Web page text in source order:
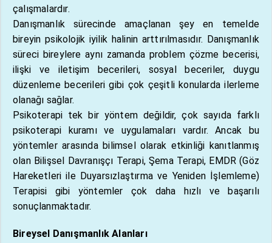
çalışmalardır.
Danışmanlık sürecinde amaçlanan şey en temelde
bireyin psikolojik iyilik halinin arttırılmasıdır. Danışmanlık
süreci bireylere aynı zamanda problem çözme becerisi,
ilişki ve iletişim becerileri, sosyal beceriler, duygu
düzenleme becerileri gibi çok çeşitli konularda ilerleme
olanağı sağlar.
Psikoterapi tek bir yöntem değildir, çok sayıda farklı
psikoterapi kuramı ve uygulamaları vardır. Ancak bu
yöntemler arasında bilimsel olarak etkinliği kanıtlanmış
olan Bilişsel Davranışçı Terapi, Şema Terapi, EMDR (Göz
Hareketleri ile Duyarsızlaştırma ve Yeniden İşlemleme)
Terapisi gibi yöntemler çok daha hızlı ve başarılı
sonuçlanmaktadır.
Bireysel Danışmanlık Alanları